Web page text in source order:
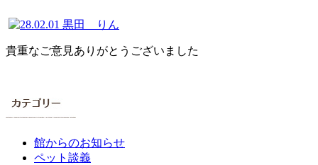
貴重なご意見ありがとうございました
館からのお知らせ
ペット談義